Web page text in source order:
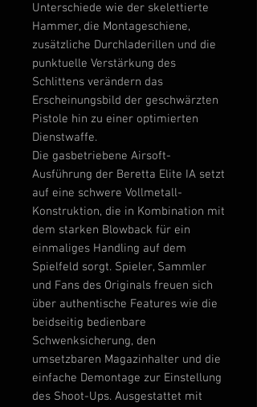
Unterschiede wie der skelettierte
Hammer, die Montageschiene,
zusätzliche Durchladerillen und die
punktuelle Verstärkung des
Schlittens verändern das
Erscheinungsbild der geschwärzten
Pistole hin zu einer optimierten
Dienstwaffe.
Die gasbetriebene Airsoft-
Ausführung der Beretta Elite IA setzt
auf eine schwere Vollmetall-
Konstruktion, die in Kombination mit
dem starken Blowback für ein
einmaliges Handling auf dem
Spielfeld sorgt. Spieler, Sammler
und Fans des Originals freuen sich
über authentische Features wie die
beidseitig bedienbare
Schwenksicherung, den
umsetzbaren Magazinhalter und die
einfache Demontage zur Einstellung
des Shoot-Ups. Ausgestattet mit